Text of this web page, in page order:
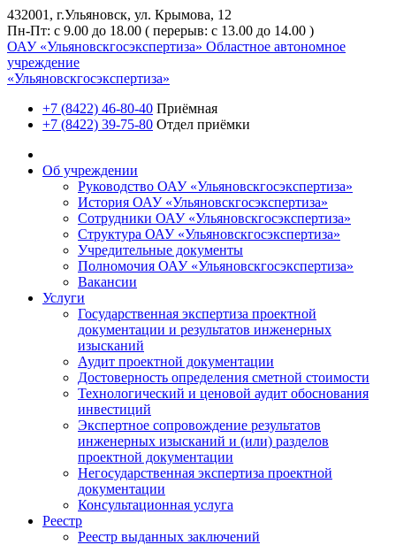
432001, г.Ульяновск, ул. Крымова, 12
Пн-Пт: с 9.00 до 18.00 ( перерыв: с 13.00 до 14.00 )
ОАУ «Ульяновскгосэкспертиза» Областное автономное
учреждение
«Ульяновскгосэкспертиза»
+7 (8422) 46-80-40 Приёмная
+7 (8422) 39-75-80 Отдел приёмки
Об учреждении
Руководство ОАУ «Ульяновскгосэкспертиза»
История ОАУ «Ульяновскгосэкспертиза»
Сотрудники ОАУ «Ульяновскгосэкспертиза»
Структура ОАУ «Ульяновскгосэкспертиза»
Учредительные документы
Полномочия ОАУ «Ульяновскгосэкспертиза»
Вакансии
Услуги
Государственная экспертиза проектной
документации и результатов инженерных
изысканий
Аудит проектной документации
Достоверность определения сметной стоимости
Технологический и ценовой аудит обоснования
инвестиций
Экспертное сопровождение результатов
инженерных изысканий и (или) разделов
проектной документации
Негосударственная экспертиза проектной
документации
Консультационная услуга
Реестр
Реестр выданных заключений